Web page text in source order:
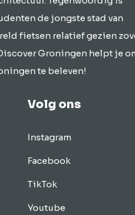
de jongste stad van
fietsen relatief gezien
Groningen helpt je
te beleven!
Volg ons
Instagram
Facebook
TikTok
Youtube